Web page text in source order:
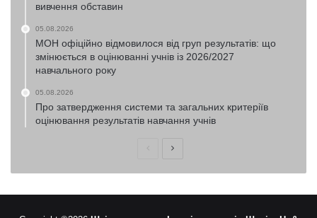
вивчення обставин
05.08.2026
МОН офіційно відмовилося від груп результатів: що
змінюється в оцінюванні учнів із 2026/2027
навчального року
05.08.2026
Про затвердження системи та загальних критеріїв
оцінювання результатів навчання учнів
ПопередняНаступна